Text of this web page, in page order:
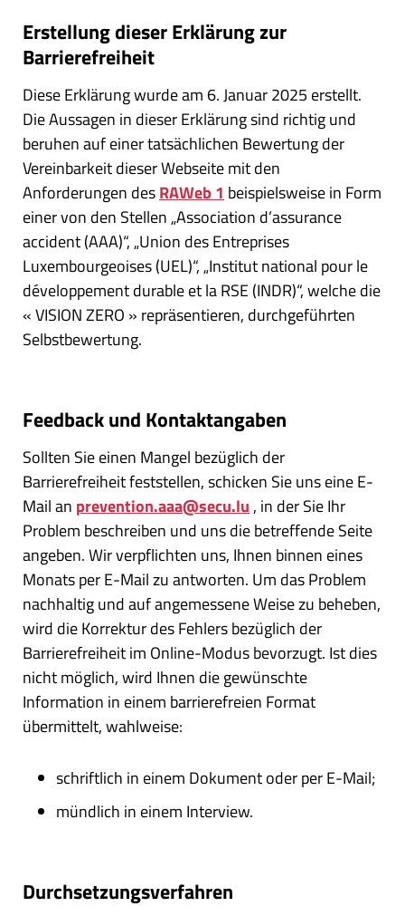
Erstellung dieser Erklärung zur
Barrierefreiheit
Diese Erklärung wurde am 6. Januar 2025 erstellt.
Die Aussagen in dieser Erklärung sind richtig und
beruhen auf einer tatsächlichen Bewertung der
Vereinbarkeit dieser Webseite mit den
Anforderungen desRAWeb 1 beispielsweise in Form
einer von den Stellen „Association d’assurance
accident (AAA)“, „Union des Entreprises
Luxembourgeoises (UEL)“, „Institut national pour le
développement durable et la RSE (INDR)“, welche die
« VISION ZERO » repräsentieren, durchgeführten
Selbstbewertung.
Feedback und Kontaktangaben
Sollten Sie einen Mangel bezüglich der
Barrierefreiheit feststellen, schicken Sie uns eine E-
Mail an prevention.aaa@secu.lu , in der Sie Ihr
Problem beschreiben und uns die betreffende Seite
angeben. Wir verpflichten uns, Ihnen binnen eines
Monats per E-Mail zu antworten. Um das Problem
nachhaltig und auf angemessene Weise zu beheben,
wird die Korrektur des Fehlers bezüglich der
Barrierefreiheit im Online-Modus bevorzugt. Ist dies
nicht möglich, wird Ihnen die gewünschte
Information in einem barrierefreien Format
übermittelt, wahlweise:
schriftlich in einem Dokument oder per E-Mail;
mündlich in einem Interview.
Durchsetzungsverfahren